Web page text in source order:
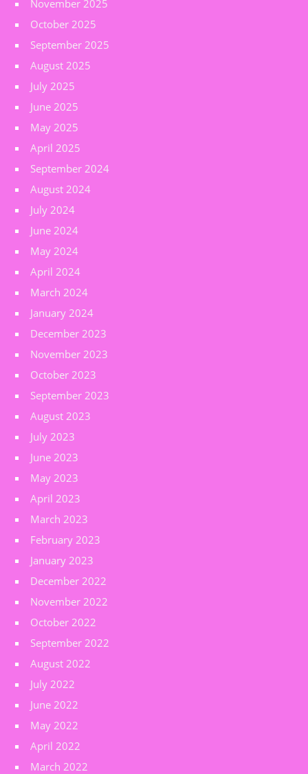
November 2025
October 2025
September 2025
August 2025
July 2025
June 2025
May 2025
April 2025
September 2024
August 2024
July 2024
June 2024
May 2024
April 2024
March 2024
January 2024
December 2023
November 2023
October 2023
September 2023
August 2023
July 2023
June 2023
May 2023
April 2023
March 2023
February 2023
January 2023
December 2022
November 2022
October 2022
September 2022
August 2022
July 2022
June 2022
May 2022
April 2022
March 2022